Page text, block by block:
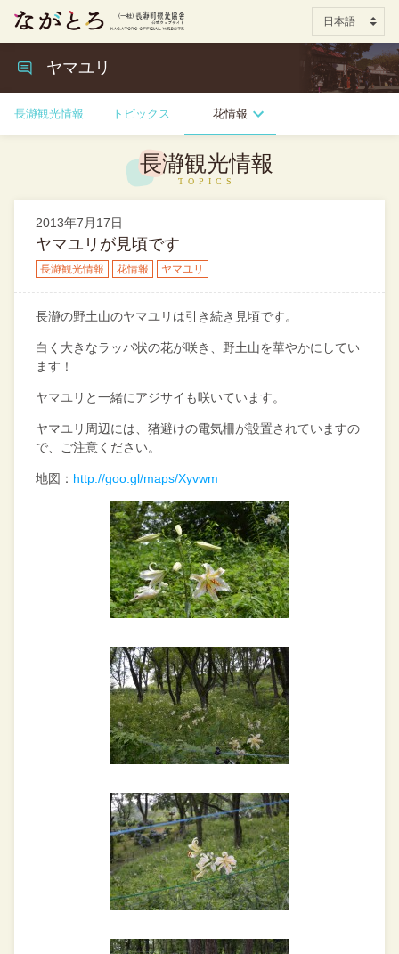
ヤマユリ
長瀞観光情報 トピックス 花情報
長瀞観光情報
2013年7月17日
ヤマユリが見頃です
長瀞観光情報 花情報 ヤマユリ
長瀞の野土山のヤマユリは引き続き見頃です。
白く大きなラッパ状の花が咲き、野土山を華やかにしてい
ます！
ヤマユリと一緒にアジサイも咲いています。
ヤマユリ周辺には、猪避けの電気柵が設置されていますの
で、ご注意ください。
地図： http://goo.gl/maps/Xyvwm